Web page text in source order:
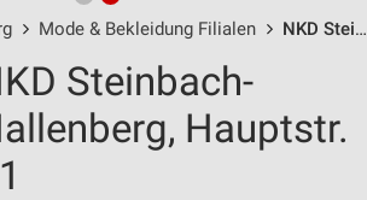
Mode & Bekleidung Filialen NKD Steinbach-Hallenberg / Hauptstr. 51 - Öffnungszeiten & Adresse
Steinbach-
Hauptstr.